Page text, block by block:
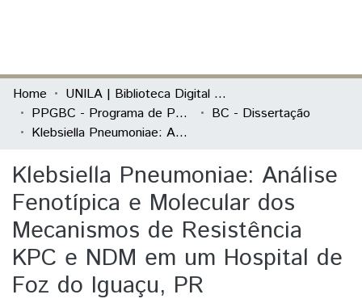
Communities & Collections
All of DSpace
Home
UNILA | Biblioteca Digital de Dissertações e Teses
PPGBC - Programa de Pós-Graduação em Biociências
BC - Dissertação
Klebsiella Pneumoniae: Análise Fenotípica e Molecular dos Mecanismos de Resistência KPC e NDM em um Hospital de Foz do Iguaçu, PR
Klebsiella Pneumoniae: Análise
Fenotípica e Molecular dos
Mecanismos de Resistência
KPC e NDM em um Hospital de
Foz do Iguaçu, PR